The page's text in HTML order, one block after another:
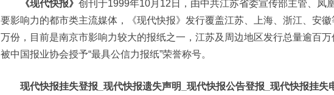
《现代快报》 创刊于1999年10月12日，由中共江苏省委宣传部主管、凤
要影响力的都市类主流媒体，《现代快报》发行覆盖江苏、上海、浙江、安
万份，目前是南京市影响力较大的报纸之一，江苏及周边地区发行总量逾百万
被中国报业协会授予“最具公信力报纸”荣誉称号。
现代快报挂失登报_现代快报遗失声明_现代快报公告登报_现代快报挂失